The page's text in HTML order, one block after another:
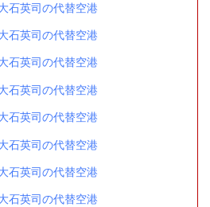
石英司の代替空港
石英司の代替空港
石英司の代替空港
石英司の代替空港
石英司の代替空港
石英司の代替空港
石英司の代替空港
石英司の代替空港